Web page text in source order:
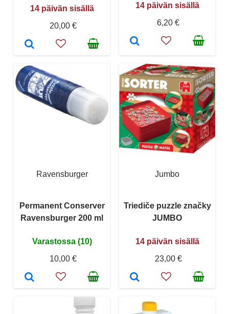
14 päivän sisällä
20,00 €
14 päivän sisällä
6,20 €
Ravensburger
Permanent Conserver
Ravensburger 200 ml
Varastossa (10)
10,00 €
Jumbo
Triediče puzzle značky
JUMBO
14 päivän sisällä
23,00 €